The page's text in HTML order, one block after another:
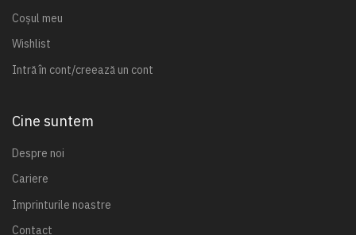
Coșul meu
Wishlist
Intră în cont/creează un cont
Cine suntem
Despre noi
Cariere
Imprinturile noastre
Contact